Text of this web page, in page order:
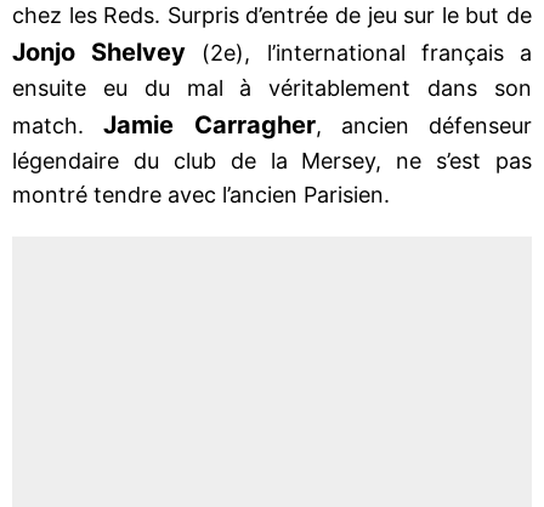
chez les Reds. Surpris d’entrée de jeu sur le but de
Jonjo Shelvey (2e), l’international français a
ensuite eu du mal à véritablement dans son
match.Jamie Carragher, ancien défenseur
légendaire du club de la Mersey, ne s’est pas
montré tendre avec l’ancien Parisien.